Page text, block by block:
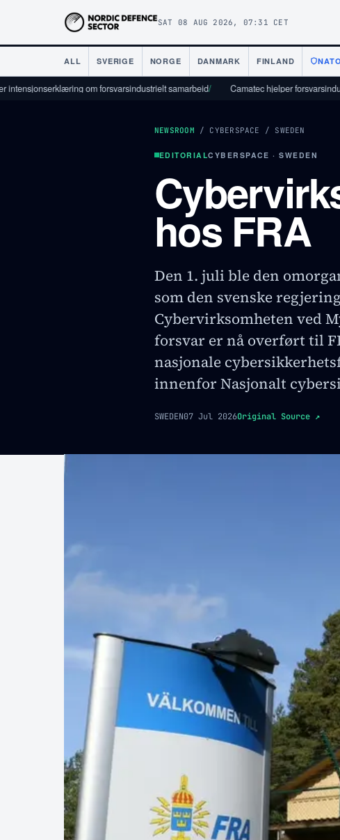
SAT 08 AUG 2026, 07:31 CET
ALL SVERIGE NORGE DANMARK FINLAND NATO
om forsvarsindustrielt samarbeid/ Camatec hjelper forsvarsindustrien
NEWSROOM / CYBERSPACE / SWEDEN
EDITORIALCYBERSPACE · SWEDEN
hos FRA
Den 1. juli ble den
som den svenske
Cybervirksomheten ved
forsvar er nå overført til
nasjonale
innenfor Nasjonalt
SWEDEN07 Jul 2026Original Source ↗